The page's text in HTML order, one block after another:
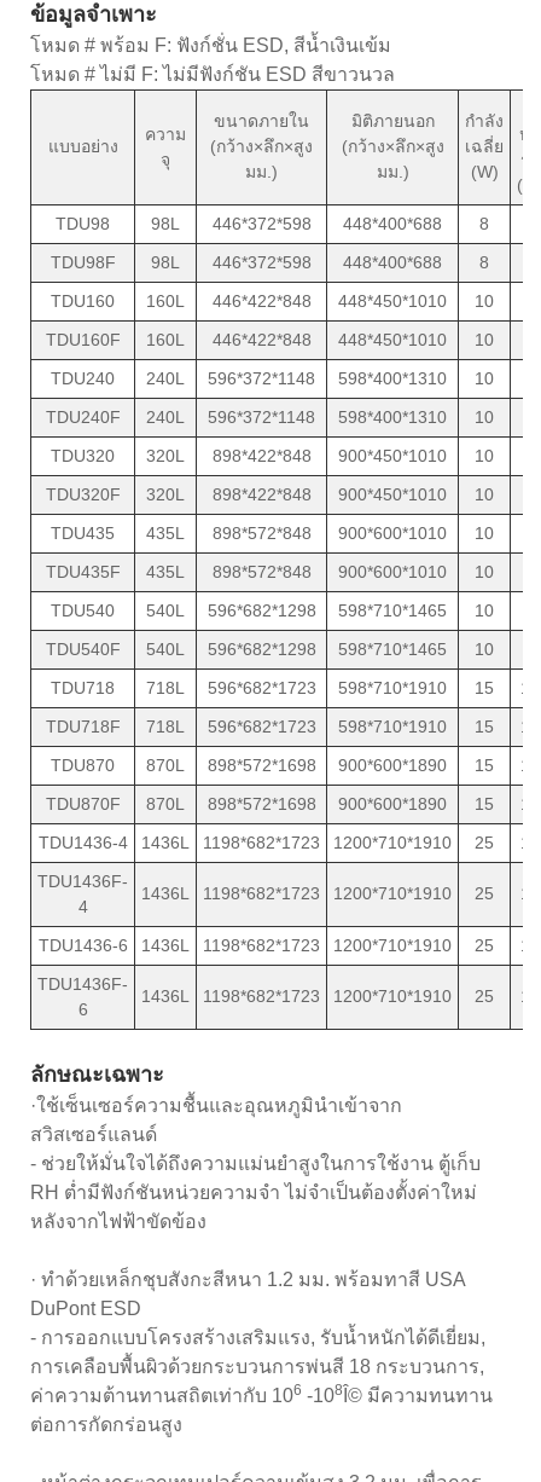
ข้อมูลจำเพาะ
โหมด # พร้อม F: ฟังก์ชั่น ESD, สีน้ำเงินเข้ม
โหมด # ไม่มี F: ไม่มีฟังก์ชัน ESD สีขาวนวล
แบบอย่าง
ความ
จุ
ขนาดภายใน
(กว้าง×ลึก×สูง
มม.)
มิติภายนอก
(กว้าง×ลึก×สูง
มม.)
กำลัง
เฉลี่ย
(W)
ห
ร
(ก
TDU98
98L 446*372*598 448*400*688 8
TDU98F
98L 446*372*598 448*400*688 8
TDU160
160L 446*422*848 448*450*1010 10
TDU160F
160L 446*422*848 448*450*1010 10
TDU240
240L 596*372*1148 598*400*1310 10
TDU240F
240L 596*372*1148 598*400*1310 10
TDU320
320L 898*422*848 900*450*1010 10
TDU320F
320L 898*422*848 900*450*1010 10
TDU435
435L 898*572*848 900*600*1010 10
TDU435F
435L 898*572*848 900*600*1010 10
TDU540
540L 596*682*1298 598*710*1465 10
TDU540F
540L 596*682*1298 598*710*1465 10
TDU718
718L 596*682*1723 598*710*1910 15
TDU718F
718L 596*682*1723 598*710*1910 15
TDU870
870L 898*572*1698 900*600*1890 15
TDU870F
870L 898*572*1698 900*600*1890 15
TDU1436-4
1436L 1198*682*1723 1200*710*1910 25
TDU1436F-
4
1436L 1198*682*1723 1200*710*1910 25
TDU1436-6 1436L 1198*682*1723 1200*710*1910 25
TDU1436F-
6
1436L 1198*682*1723 1200*710*1910 25
ลักษณะเฉพาะ
·ใช้เซ็นเซอร์ความชื้นและอุณหภูมินำเข้าจาก
สวิสเซอร์แลนด์
- ช่วยให้มั่นใจได้ถึงความแม่นยำสูงในการใช้งาน ตู้เก็บ
RH ต่ำมีฟังก์ชันหน่วยความจำ ไม่จำเป็นต้องตั้งค่าใหม่
หลังจากไฟฟ้าขัดข้อง
· ทำด้วยเหล็กชุบสังกะสีหนา 1.2 มม. พร้อมทาสี USA
DuPont ESD
- การออกแบบโครงสร้างเสริมแรง, รับน้ำหนักได้ดีเยี่ยม,
การเคลือบพื้นผิวด้วยกระบวนการพ่นสี 18 กระบวนการ,
ค่าความต้านทานสถิตเท่ากับ 106 -108 Î© มีความทนทาน
ต่อการกัดกร่อนสูง